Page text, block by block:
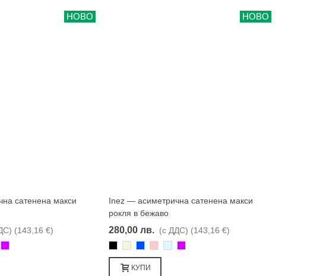
НОВО
Харесвам
сатенена макси
(143,16 €)
НОВО
Харесвам
Inez — асиметрична сатенена макси
рокля в бежаво
280,00 лв. (с ДДС) (143,16 €)
КУПИ